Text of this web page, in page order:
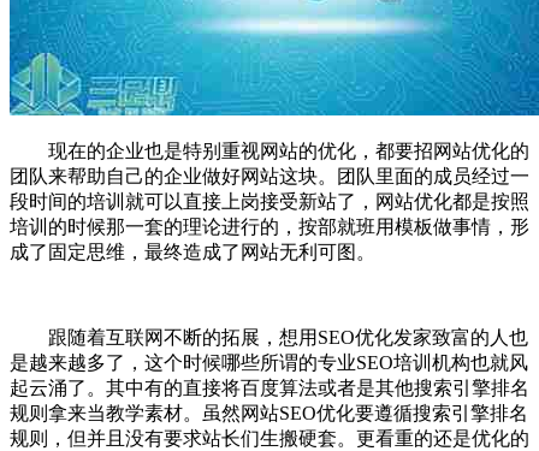
现在的企业也是特别重视网站的优化，都要招网站优化的
团队来帮助自己的企业做好网站这块。团队里面的成员经过一
段时间的培训就可以直接上岗接受新站了，网站优化都是按照
培训的时候那一套的理论进行的，按部就班用模板做事情，形
成了固定思维，最终造成了网站无利可图。
跟随着互联网不断的拓展，想用SEO优化发家致富的人也
是越来越多了，这个时候哪些所谓的专业SEO培训机构也就风
起云涌了。其中有的直接将百度算法或者是其他搜索引擎排名
规则拿来当教学素材。虽然网站SEO优化要遵循搜索引擎排名
规则，但并且没有要求站长们生搬硬套。更看重的还是优化的